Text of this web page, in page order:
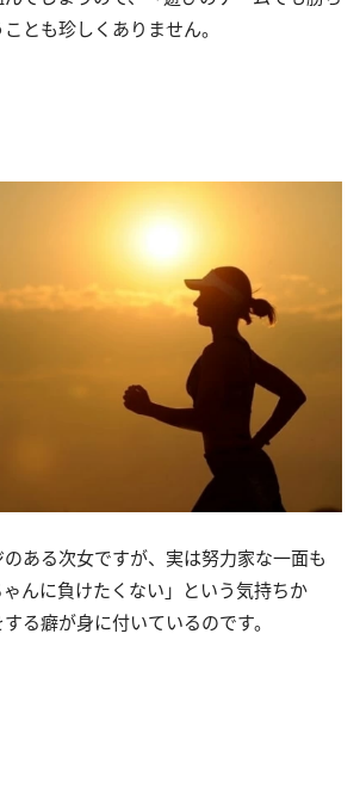
とも珍しくありません。
ある次女ですが、実は努力家な一面も
んに負けたくない」という気持ちか
る癖が身に付いているのです。